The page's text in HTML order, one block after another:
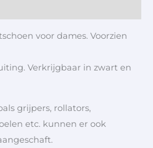
voor dames. Voorzien
Verkrijgbaar in zwart en
grijpers, rollators,
etc. kunnen er ook